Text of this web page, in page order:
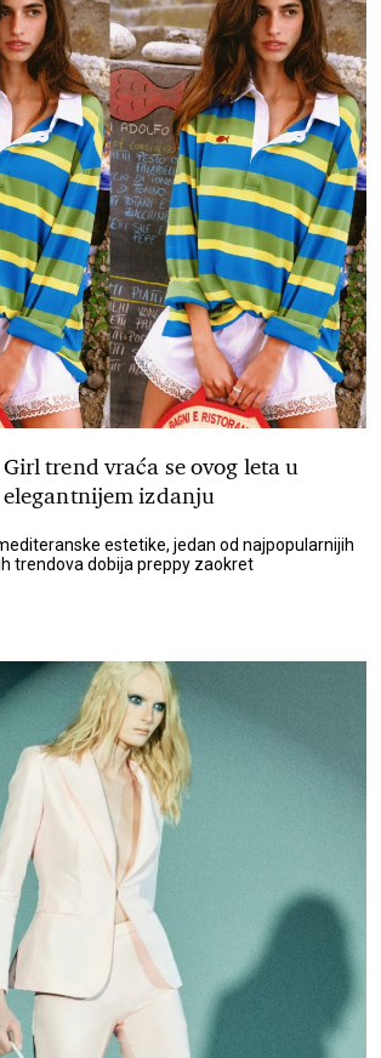
trend vraća se ovog leta u
elegantnijem izdanju
estetike, jedan od najpopularnijih
trendova dobija preppy zaokret